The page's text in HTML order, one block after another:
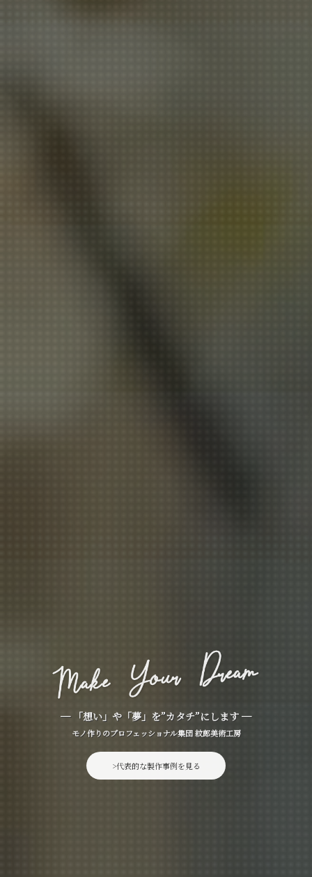
─ 「想い」や「夢」を”カタチ”にします ─
モノ作りのプロフェッショナル集団 紋郎美術工房
>代表的な製作事例を見る